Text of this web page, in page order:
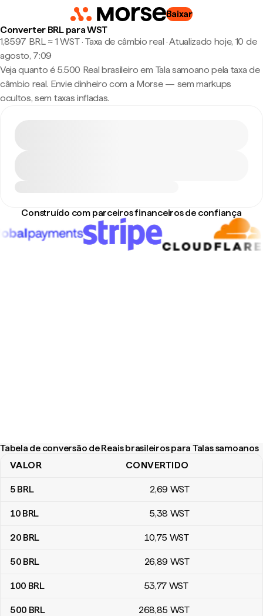
Baixar
Converter BRL para WST
1,8597 BRL ≈ 1 WST · Taxa de câmbio real ·Atualizado hoje, 10 de
agosto, 7:09
Veja quanto é 5.500 Real brasileiro em Tala samoano pela taxa de
câmbio real. Envie dinheiro com a Morse — sem markups
ocultos, sem taxas infladas.
Construído com parceiros financeiros de confiança
Tabela de conversão de Reais brasileiros para Talas samoanos
Tabela de conversão de Reais brasileiros para Talas samoanos
VALOR CONVERTIDO
5 BRL 2,69 WST
10 BRL 5,38 WST
20 BRL 10,75 WST
50 BRL 26,89 WST
100 BRL 53,77 WST
500 BRL 268,85 WST